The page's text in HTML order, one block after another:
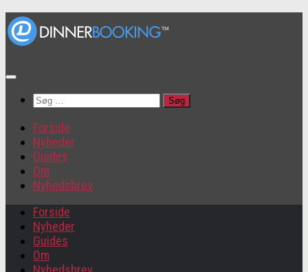
Søg
Forside
Nyheder
Guides
Om
Nyhedsbrev
Forside
Nyheder
Guides
Om